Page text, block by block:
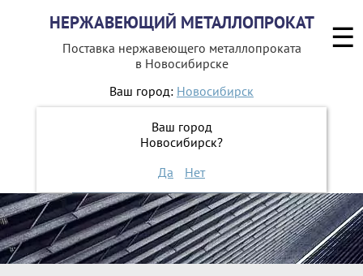
НЕРЖАВЕЮЩИЙ МЕТАЛЛОПРОКАТ
Поставка нержавеющего металлопроката
в Новосибирске
Ваш город: Новосибирск
Ваш город
Новосибирск?
Да
Нет
8 800 551-16-44
ЗАКАЗАТЬ ОБРАТНЫЙ ЗВОНОК
☰